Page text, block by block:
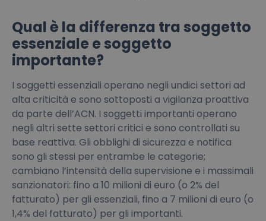
Qual è la differenza tra soggetto
essenziale e soggetto
importante?
I soggetti essenziali operano negli undici settori ad
alta criticità e sono sottoposti a vigilanza proattiva
da parte dell’ACN. I soggetti importanti operano
negli altri sette settori critici e sono controllati su
base reattiva. Gli obblighi di sicurezza e notifica
sono gli stessi per entrambe le categorie;
cambiano l’intensità della supervisione e i massimali
sanzionatori: fino a 10 milioni di euro (o 2% del
fatturato) per gli essenziali, fino a 7 milioni di euro (o
1,4% del fatturato) per gli importanti.